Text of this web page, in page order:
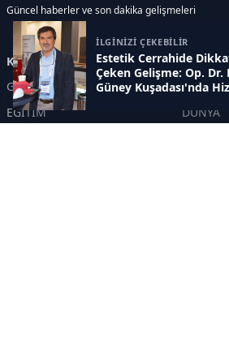
İLGİNİZİ ÇEKEBİLİR
Estetik Cerrahide
Çeken Gelişme: Op. Dr.
Güney Kuşadası'nda
Güncel haberler ve son dakika gelişmeleri
Kategoriler
GÜNDEM
EĞİTİM
DÜNYA